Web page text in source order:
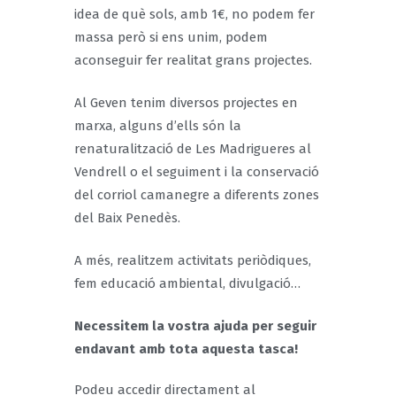
idea de què sols, amb 1€, no podem fer
massa però si ens unim, podem
aconseguir fer realitat grans projectes.
Al Geven tenim diversos projectes en
marxa, alguns d’ells són la
renaturalització de Les Madrigueres al
Vendrell o el seguiment i la conservació
del corriol camanegre a diferents zones
del Baix Penedès.
A més, realitzem activitats periòdiques,
fem educació ambiental, divulgació…
Necessitem la vostra ajuda per seguir
endavant amb tota aquesta tasca!
Podeu accedir directament al